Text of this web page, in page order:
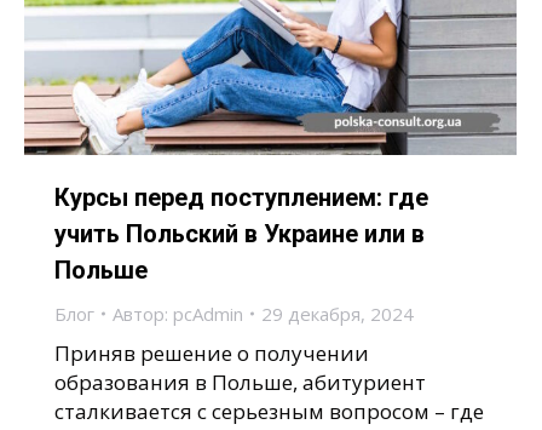
Курсы перед поступлением: где
учить Польский в Украине или в
Польше
Блог Автор: pcAdmin 29 декабря, 2024
Приняв решение о получении
образования в Польше, абитуриент
сталкивается с серьезным вопросом – где